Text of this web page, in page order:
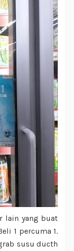
lain yang buat
1 percuma 1.
susu ducth